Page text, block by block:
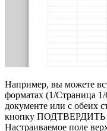
Например, вы можете
форматах (1/Страница
документе или с обеих
кнопку ПОДТВЕРДИТЬ
Настраиваемое поле